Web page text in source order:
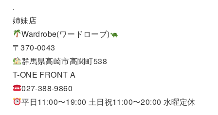
.
姉妹店
Wardrobe(ワードローブ)
〒370-0043
群馬県高崎市高関町538
T-ONE FRONT A
027-388-9860
平日11:00〜19:00 土日祝11:00〜20:00 水曜定休